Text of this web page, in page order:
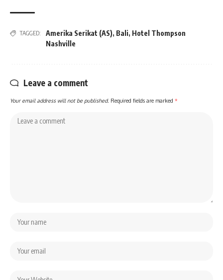
TAGGED: Amerika Serikat (AS), Bali, Hotel Thompson
Nashville
Leave a comment
Your email address will not be published. Required fields are marked *